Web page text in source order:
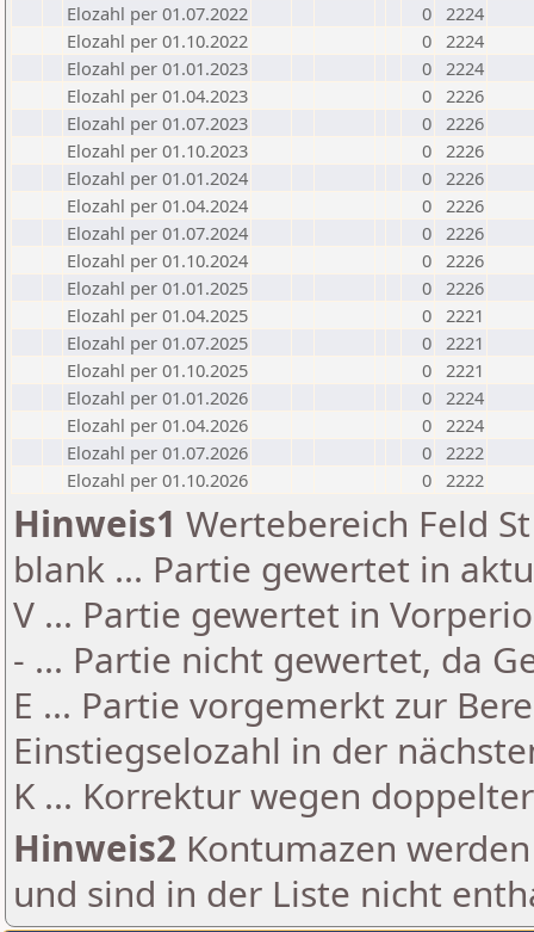
Elozahl per 01.07.2022
0 2224
Elozahl per 01.10.2022
0 2224
Elozahl per 01.01.2023
0 2224
Elozahl per 01.04.2023
0 2226
Elozahl per 01.07.2023
0 2226
Elozahl per 01.10.2023
0 2226
Elozahl per 01.01.2024
0 2226
Elozahl per 01.04.2024
0 2226
Elozahl per 01.07.2024
0 2226
Elozahl per 01.10.2024
0 2226
Elozahl per 01.01.2025
0 2226
Elozahl per 01.04.2025
0 2221
Elozahl per 01.07.2025
0 2221
Elozahl per 01.10.2025
0 2221
Elozahl per 01.01.2026
0 2224
Elozahl per 01.04.2026
0 2224
Elozahl per 01.07.2026
0 2222
Elozahl per 01.10.2026
0 2222
Hinweis1 Wertebereich Feld
blank ... Partie gewertet in
V ... Partie gewertet in
- ... Partie nicht gewertet, da
E ... Partie vorgemerkt zur
Einstiegselozahl in der
K ... Korrektur wegen
Hinweis2 Kontumazen
und sind in der Liste nicht